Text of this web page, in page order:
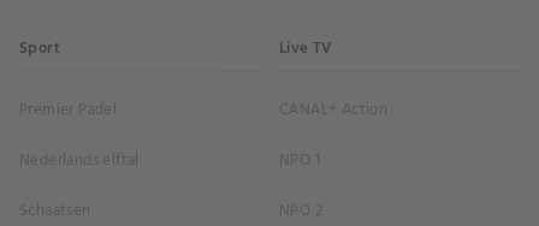
Sport
Premier Padel
Nederlands elftal
Schaatsen
Live TV
CANAL+ Action
NPO 1
NPO 2